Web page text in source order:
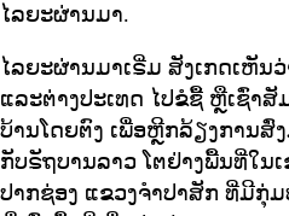
ໄລຍະຜ່ານມາ.
ໄລຍະຜ່ານມາເຣີ່ມ ສັງເກດເຫັນ
ແລະຕ່າງປະເທດ ໄປຂໍຊື້ ຫຼືເຊົ່າ
ບ້ານໂດຍຕົງ ເພື່ອຫຼີກລ້ຽງການສົ່
ກັບຣັຖບານລາວ ໂຕຢ່າງພື້ນທີ່ໃນ
ປາກຊ່ອງ ແຂວງຈຳປາສັກ ທີ່ມີກຸ່